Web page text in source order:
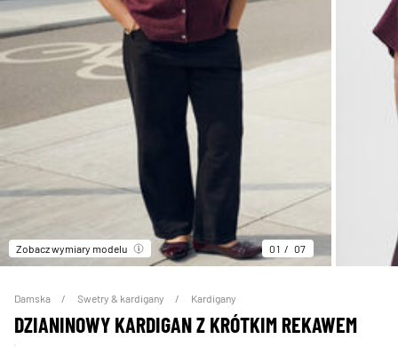
Zobacz wymiary modelu 01 07
Damska Swetry & kardigany Kardigany
DZIANINOWY KARDIGAN Z KRÓTKIM REKAWEM